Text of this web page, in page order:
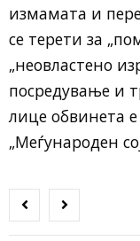
измамата и
се терети за
„неовластено
посредување и
лице обвинета
„Меѓународен